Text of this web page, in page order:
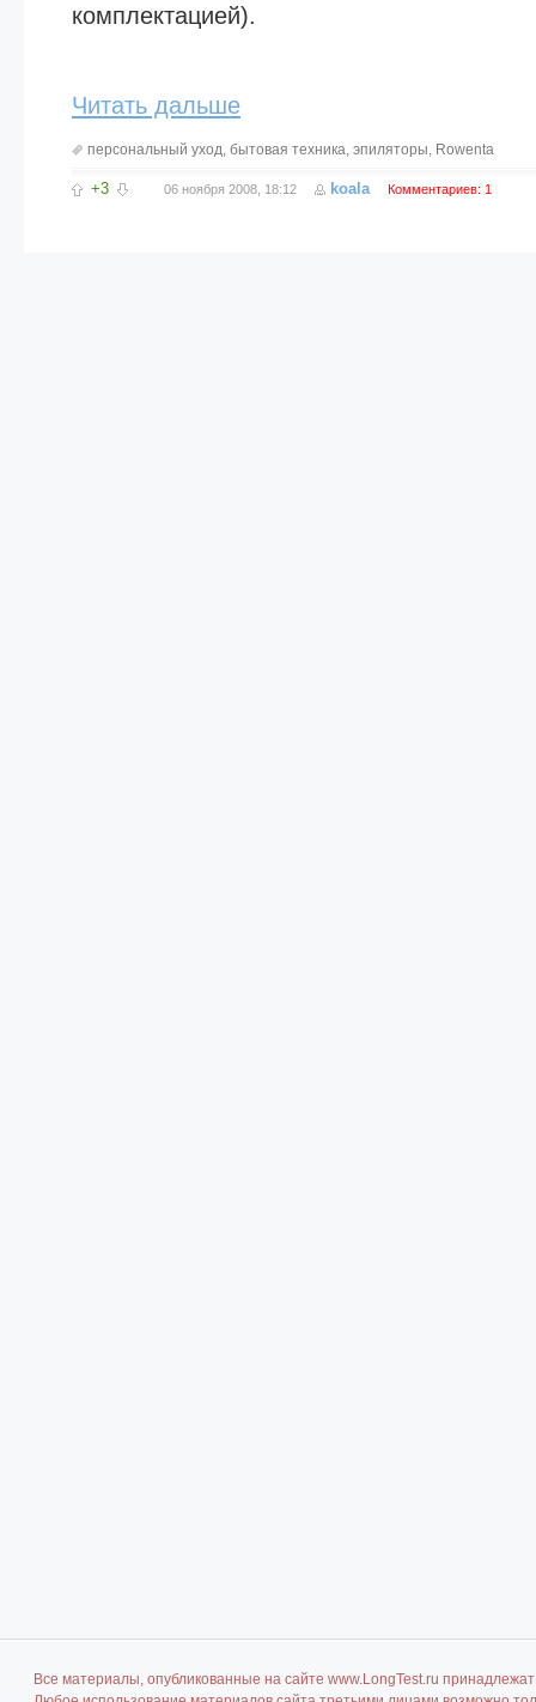
комплектацией).
Читать дальше
персональный уход, бытовая техника, эпиляторы, Rowenta
+3 06 ноября 2008, 18:12 koala Комментариев: 1
Все материалы, опубликованные на сайте www.LongTest.ru